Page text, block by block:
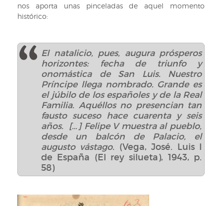
nos aporta unas pinceladas de aquel momento
histórico:
El natalicio, pues, augura prósperos
horizontes: fecha de triunfo y
onomástica de San Luis. Nuestro
Príncipe llega nombrado. Grande es
el júbilo de los españoles y de la Real
Familia. Aquéllos no presencian tan
fausto suceso hace cuarenta y seis
años. […] Felipe V muestra al pueblo,
desde un balcón de Palacio, el
augusto vástago. (Vega, José. Luis I
de España (El rey silueta), 1943, p.
58)